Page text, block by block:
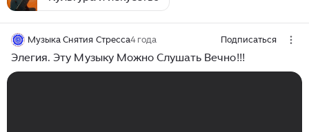
Музыка Снятия Стресса4 года Подписаться
Элегия. Эту Музыку Можно Слушать Вечно!!!